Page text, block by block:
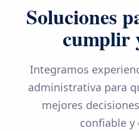
Soluciones
cumplir
Integramos
administrativa para
mejores
confiable